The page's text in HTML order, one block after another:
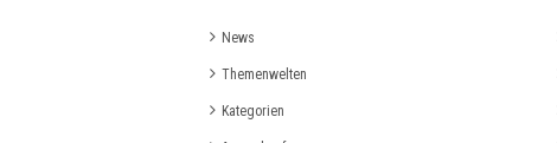
News
Themenwelten
Kategorien